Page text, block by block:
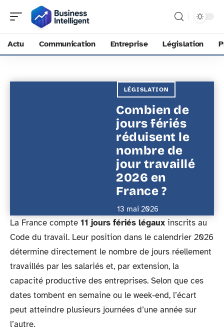
Actu Communication Entreprise Législation
LÉGISLATION
Combien de
jours fériés
réduisent le
nombre de
jour travaillé
2026 en
France ?
13 mai 2026
La France compte 11 jours fériés légaux inscrits au
Code du travail. Leur position dans le calendrier 2026
détermine directement le nombre de jours réellement
travaillés par les salariés et, par extension, la
capacité productive des entreprises. Selon que ces
dates tombent en semaine ou le week-end, l’écart
peut atteindre plusieurs journées d’une année sur
l’autre.